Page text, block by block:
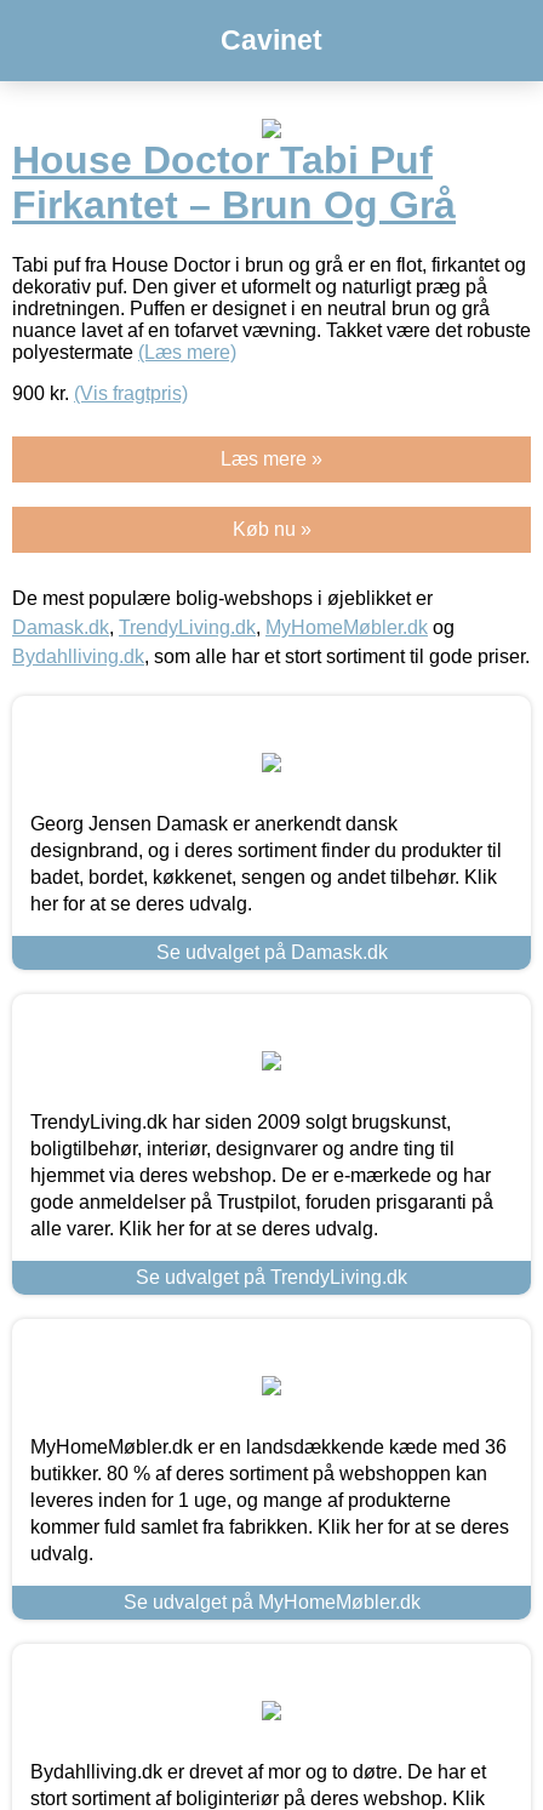
Cavinet
House Doctor Tabi Puf
Firkantet – Brun Og Grå
Tabi puf fra House Doctor i brun og grå er en flot, firkantet og
dekorativ puf. Den giver et uformelt og naturligt præg på
indretningen. Puffen er designet i en neutral brun og grå
nuance lavet af en tofarvet vævning. Takket være det robuste
polyestermate (Læs mere)
900 kr. (Vis fragtpris)
Læs mere »
Køb nu »
De mest populære bolig-webshops i øjeblikket er
Damask.dk, TrendyLiving.dk, MyHomeMøbler.dk og
Bydahlliving.dk, som alle har et stort sortiment til gode priser.
Georg Jensen Damask er anerkendt dansk
designbrand, og i deres sortiment finder du produkter til
badet, bordet, køkkenet, sengen og andet tilbehør. Klik
her for at se deres udvalg.
Se udvalget på Damask.dk
TrendyLiving.dk har siden 2009 solgt brugskunst,
boligtilbehør, interiør, designvarer og andre ting til
hjemmet via deres webshop. De er e-mærkede og har
gode anmeldelser på Trustpilot, foruden prisgaranti på
alle varer. Klik her for at se deres udvalg.
Se udvalget på TrendyLiving.dk
MyHomeMøbler.dk er en landsdækkende kæde med 36
butikker. 80 % af deres sortiment på webshoppen kan
leveres inden for 1 uge, og mange af produkterne
kommer fuld samlet fra fabrikken. Klik her for at se deres
udvalg.
Se udvalget på MyHomeMøbler.dk
Bydahlliving.dk er drevet af mor og to døtre. De har et
stort sortiment af boliginteriør på deres webshop. Klik